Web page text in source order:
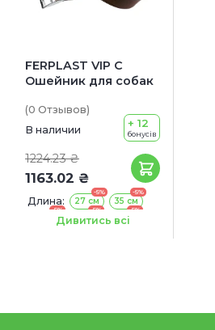
FERPLAST VIP С
Ошейник для собак
(0 Отзывов)
В наличии
1224.23 ₴
1163.02 ₴
+ 12
бонусів
Длина:
-5%
27 см
-5%
35 см
-5% -5%
45 см
-5%
53 см
-5% -5%
Дивитись всі